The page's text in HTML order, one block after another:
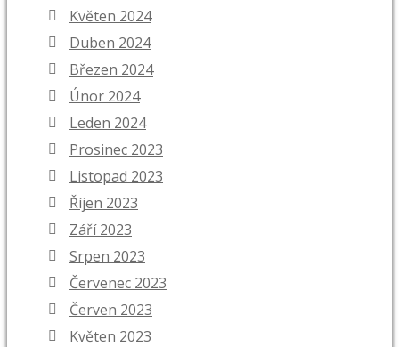
Květen 2024
Duben 2024
Březen 2024
Únor 2024
Leden 2024
Prosinec 2023
Listopad 2023
Říjen 2023
Září 2023
Srpen 2023
Červenec 2023
Červen 2023
Květen 2023